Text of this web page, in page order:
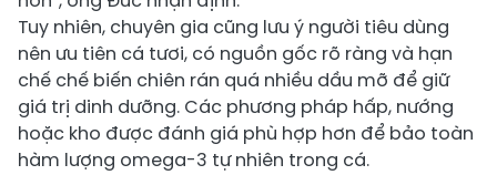
Tuy nhiên, chuyên gia cũng lưu ý người tiêu dùng
nên ưu tiên cá tươi, có nguồn gốc rõ ràng và hạn
chế chế biến chiên rán quá nhiều dầu mỡ để giữ
giá trị dinh dưỡng. Các phương pháp hấp, nướng
hoặc kho được đánh giá phù hợp hơn để bảo toàn
hàm lượng omega-3 tự nhiên trong cá.